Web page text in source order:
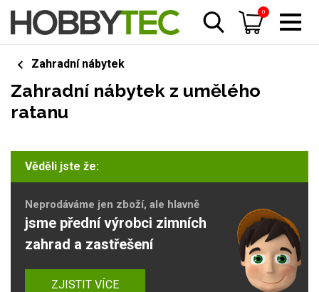
0
Zahradní nábytek
Zahradní nábytek z umělého
ratanu
Věděli jste že:
Neprodáváme jen zboží, ale hlavně
jsme přední výrobci zimních
zahrad a zastřešení
ZJISTIT VÍCE